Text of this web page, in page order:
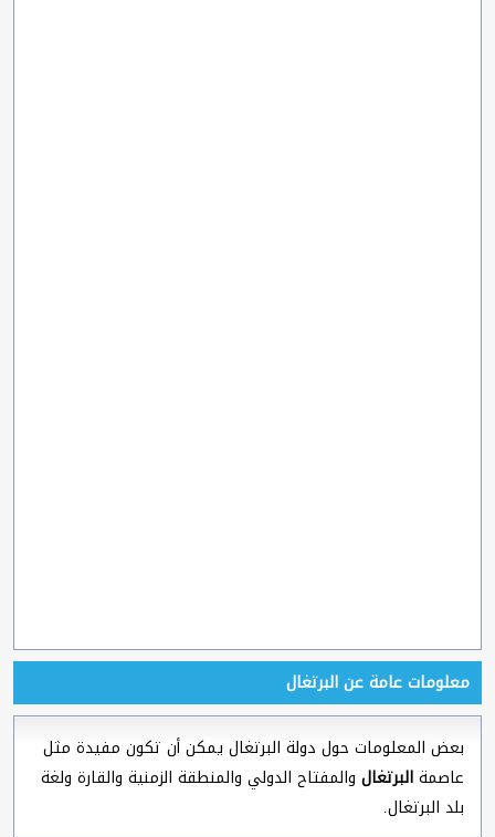
معلومات عامة عن البرتغال
بعض المعلومات حول دولة البرتغال يمكن أن تكون مفيدة مثل
عاصمةالبرتغال والمفتاح الدولي والمنطقة الزمنية والقارة ولغة
بلد البرتغال.